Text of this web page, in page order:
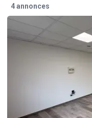
4 annonces